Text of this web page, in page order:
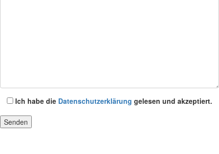
Ich habe die Datenschutzerklärung gelesen und akzeptiert.